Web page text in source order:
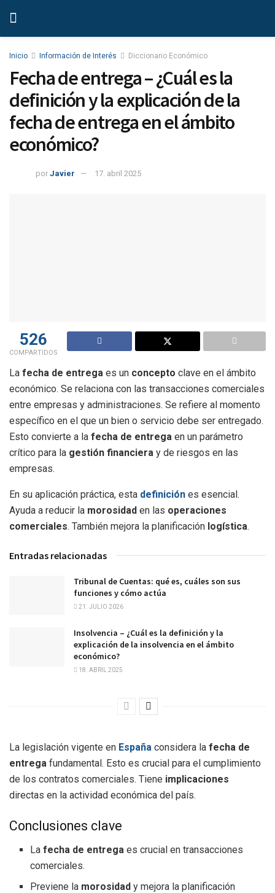
Inicio Información de Interés Diccionario Económico
Fecha de entrega – ¿Cuál es la
definición y la explicación de la
fecha de entrega en el ámbito
económico?
por Javier 17. abril 2025
526
COMPARTIDOS
La fecha de entrega es un concepto clave en el ámbito
económico. Se relaciona con las transacciones comerciales
entre empresas y administraciones. Se refiere al momento
específico en el que un bien o servicio debe ser entregado.
Esto convierte a la fecha de entrega en un parámetro
crítico para la gestión financiera y de riesgos en las
empresas.
En su aplicación práctica, esta definición es esencial.
Ayuda a reducir la morosidad en las operaciones
comerciales. También mejora la planificación logística.
Entradas relacionadas
Tribunal de Cuentas: qué es, cuáles son sus
funciones y cómo actúa
21. JULIO 2026
Insolvencia – ¿Cuál es la definición y la
explicación de la insolvencia en el ámbito
económico?
18. ABRIL 2025
La legislación vigente en España considera la fecha de
entrega fundamental. Esto es crucial para el cumplimiento
de los contratos comerciales. Tiene implicaciones
directas en la actividad económica del país.
Conclusiones clave
Lafecha de entrega es crucial en transacciones
comerciales.
Previene la morosidad y mejora la planificación